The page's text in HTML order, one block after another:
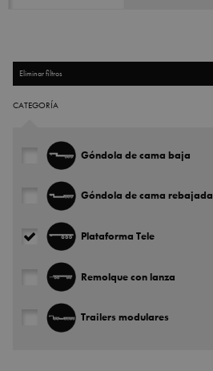
Eliminar filtros
CATEGORÍA
Góndola de cama baja
Góndola de cama rebajada
Plataforma Tele
Remolque con lanza
Trailers modulares